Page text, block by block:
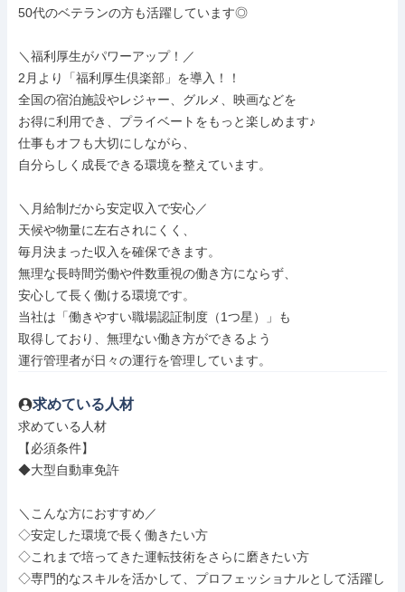
50代のベテランの方も活躍しています◎
＼福利厚生がパワーアップ！／
2月より「福利厚生倶楽部」を導入！！
全国の宿泊施設やレジャー、グルメ、映画などを
お得に利用でき、プライベートをもっと楽しめます♪
仕事もオフも大切にしながら、
自分らしく成長できる環境を整えています。
＼月給制だから安定収入で安心／
天候や物量に左右されにくく、
毎月決まった収入を確保できます。
無理な長時間労働や件数重視の働き方にならず、
安心して長く働ける環境です。
当社は「働きやすい職場認証制度（1つ星）」も
取得しており、無理ない働き方ができるよう
運行管理者が日々の運行を管理しています。
求めている人材
求めている人材
【必須条件】
◆大型自動車免許
＼こんな方におすすめ／
◇安定した環境で長く働きたい方
◇これまで培ってきた運転技術をさらに磨きたい方
◇専門的なスキルを活かして、プロフェッショナルとして活躍し